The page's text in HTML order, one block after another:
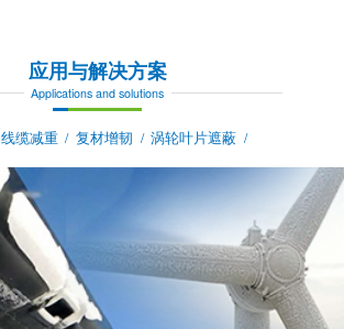
应用与解决方案
Applications and solutions
线缆减重 / 复材增韧 / 涡轮叶片遮蔽 /